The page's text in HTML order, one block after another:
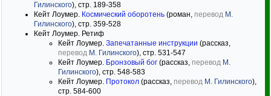
Гилинского), стр. 189-358
Кейт Лоумер. Космический оборотень (роман, перевод М.
Гилинского), стр. 359-528
Кейт Лоумер. Ретиф
Кейт Лоумер. Запечатанные инструкции (рассказ,
перевод М. Гилинского), стр. 531-547
Кейт Лоумер. Бронзовый бог (рассказ, перевод М.
Гилинского), стр. 548-583
Кейт Лоумер. Протокол (рассказ, перевод М. Гилинского),
стр. 584-600